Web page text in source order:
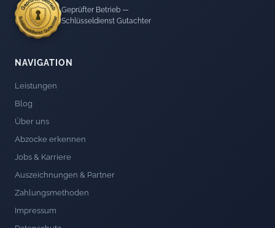
Geprüfter Betrieb —
Schlüsseldienst Gutachter
NAVIGATION
Leistungen
Blog
Über uns
Abzocke erkennen
Jobs & Karriere
Auszeichnungen & Partner
Zahlungsmethoden
Impressum